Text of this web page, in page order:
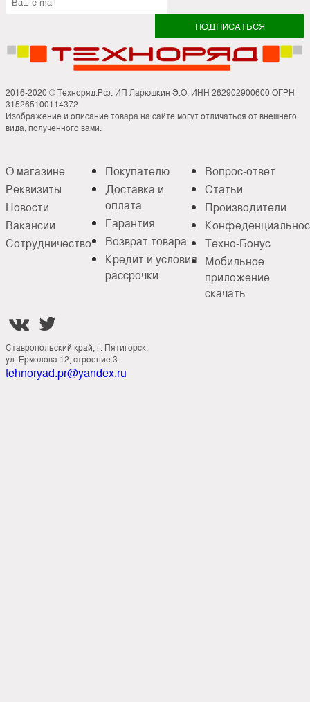
2016-2020 © Техноряд.Рф. ИП Ларюшкин Э.О. ИНН 262902900600 ОГРН
315265100114372
Изображение и описание товара на сайте могут отличаться от внешнего
вида, полученного вами.
О магазине
Реквизиты
Новости
Вакансии
Сотрудничество
Покупателю
Доставка и
оплата
Гарантия
Возврат товара
Кредит и условия
рассрочки
Вопрос-ответ
Статьи
Производители
Техно-Бонус
Мобильное
приложение
скачать
 
Ставропольский край, г. Пятигорск,
ул. Ермолова 12, строение 3.
tehnoryad.pr@yandex.ru